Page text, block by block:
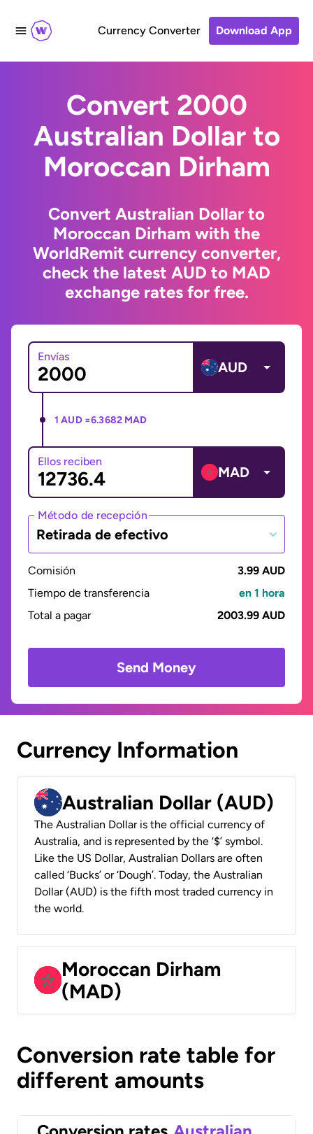
Currency Converter Download App
Convert 2000
Australian Dollar to
Moroccan Dirham
Convert Australian Dollar to
Moroccan Dirham with the
WorldRemit currency converter,
check the latest AUD to MAD
exchange rates for free.
Envías
AUD
1 AUD =6.3682 MAD
Ellos reciben
MAD
Método de recepción
Retirada de efectivo
Comisión
3.99 AUD
Tiempo de transferencia
en 1 hora
Total a pagar
2003.99 AUD
Send Money
Currency Information
Australian Dollar (AUD)
The Australian Dollar is the official currency of
Australia, and is represented by the ‘$’ symbol.
Like the US Dollar, Australian Dollars are often
called ‘Bucks’ or ‘Dough’. Today, the Australian
Dollar (AUD) is the fifth most traded currency in
the world.
Moroccan Dirham
(MAD)
Conversion rate table for
different amounts